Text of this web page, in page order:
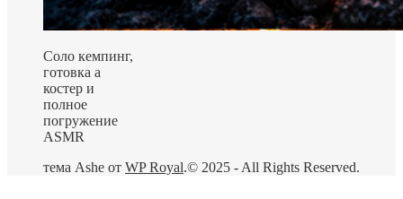
Соло кемпинг,
готовка а
костер и
полное
погружение
ASMR
© 2025 - All Rights Reserved.
тема Ashe от WP Royal.